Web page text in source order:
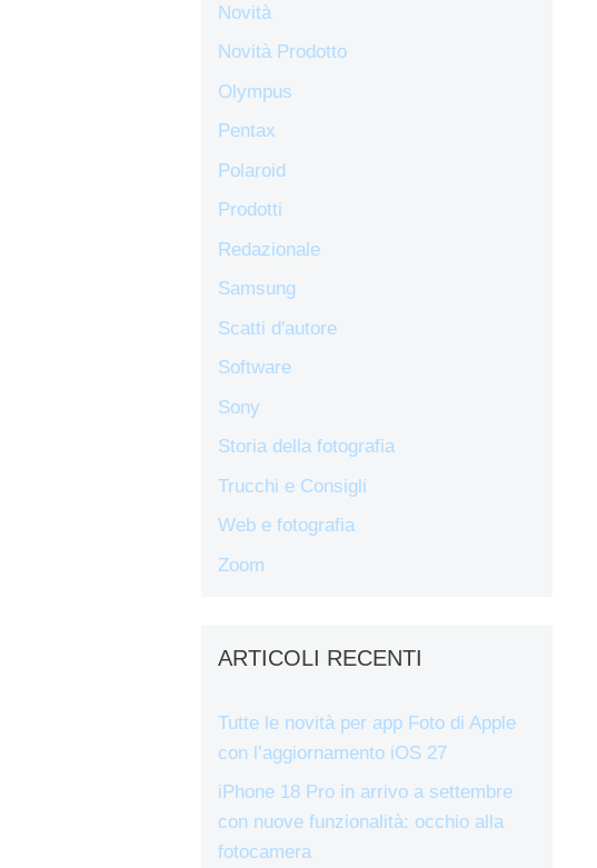
Novità
Novità Prodotto
Olympus
Pentax
Polaroid
Prodotti
Redazionale
Samsung
Scatti d'autore
Software
Sony
Storia della fotografia
Trucchi e Consigli
Web e fotografia
Zoom
ARTICOLI RECENTI
Tutte le novità per app Foto di Apple
con l’aggiornamento iOS 27
iPhone 18 Pro in arrivo a settembre
con nuove funzionalità: occhio alla
fotocamera